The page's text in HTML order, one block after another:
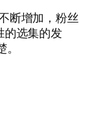
断增加，粉丝
的选集的发